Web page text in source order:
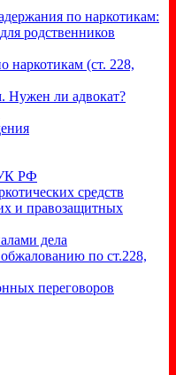
по наркотикам:
родственников
наркотикам (ст. 228,
Нужен ли адвокат?
РФ
средств
и правозащитных
дела
по ст.228,
переговоров